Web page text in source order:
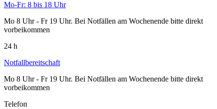
Mo-Fr: 8 bis 18 Uhr
Mo 8 Uhr - Fr 19 Uhr. Bei Notfällen am Wochenende bitte direkt
vorbeikommen
24 h
Notfallbereitschaft
Mo 8 Uhr - Fr 19 Uhr. Bei Notfällen am Wochenende bitte direkt
vorbeikommen
Telefon